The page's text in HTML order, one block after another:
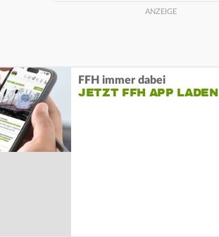
FFH immer dabei
JETZT FFH APP LADEN